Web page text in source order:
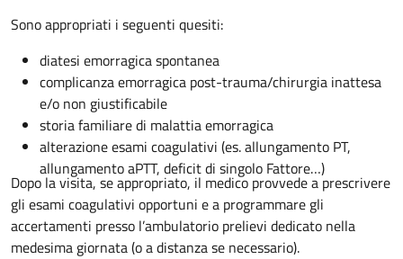
Sono appropriati i seguenti quesiti:
diatesi emorragica spontanea
complicanza emorragica post-trauma/chirurgia inattesa
e/o non giustificabile
storia familiare di malattia emorragica
alterazione esami coagulativi (es. allungamento PT,
allungamento aPTT, deficit di singolo Fattore…)
Dopo la visita, se appropriato, il medico provvede a prescrivere
gli esami coagulativi opportuni e a programmare gli
accertamenti presso l’ambulatorio prelievi dedicato nella
medesima giornata (o a distanza se necessario).